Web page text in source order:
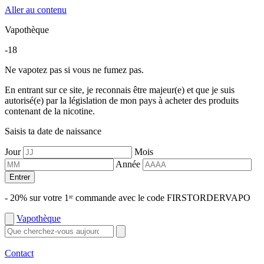
Aller au contenu
Vapothèque
-18
Ne vapotez pas si vous ne fumez pas.
En entrant sur ce site, je reconnais être majeur(e) et que je suis
autorisé(e) par la législation de mon pays à acheter des produits
contenant de la nicotine.
Saisis ta date de naissance
Jour
Mois
Année
Entrer
- 20% sur votre 1ʳᵉ commande avec le code FIRSTORDERVAPO
Vapothèque
Contact